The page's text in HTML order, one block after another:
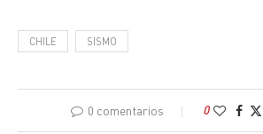
CHILE SISMO
0 comentarios 0